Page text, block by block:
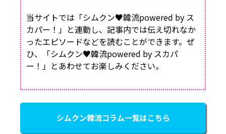
当サイトでは「シムクン♥韓流powered by ス
カパー！」と連動し、記事内では伝え切れなか
ったエピソードなどを読むことができます。ぜ
ひ、「シムクン♥韓流powered by スカパ
ー！」とあわせてお楽しみください。
シムクン韓流コラム一覧はこちら